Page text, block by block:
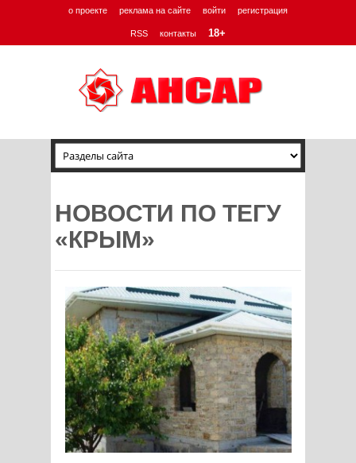
о проекте реклама на сайте войти регистрация
RSS контакты 18+
НОВОСТИ ПО ТЕГУ
«КРЫМ»